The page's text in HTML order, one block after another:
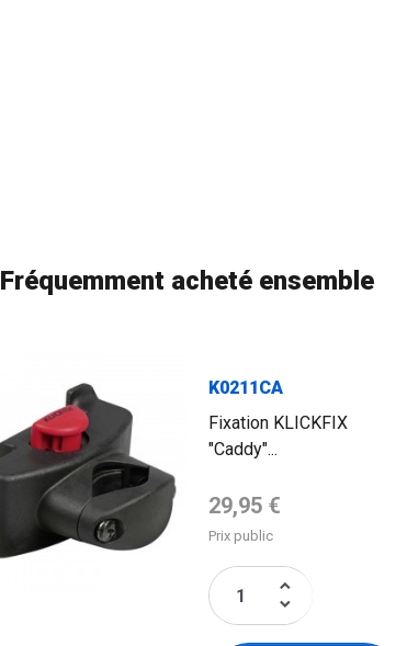
Fréquemment acheté ensemble
K0211CA
Fixation KLICKFIX
"Caddy"...
Prix de base
29,95 €
Prix public
keyboard_arrow_up
keyboard_arrow_down